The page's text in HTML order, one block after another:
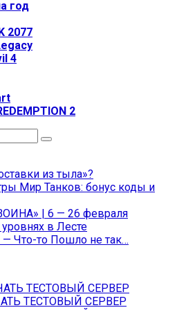
год
2077
4
2
из тыла»?
Мир Танков: бонус коды и
| 6 — 26 февраля
в Лесте
Что-то Пошло не так…
ТЕСТОВЫЙ СЕРВЕР
ТЕСТОВЫЙ СЕРВЕР